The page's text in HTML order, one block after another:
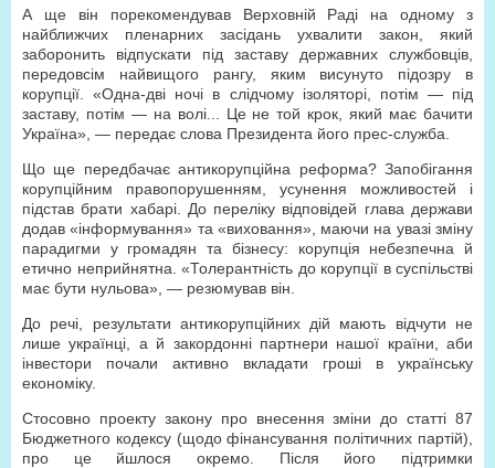
А ще він порекомендував Верховній Раді на одному з
найближчих пленарних засідань ухвалити закон, який
заборонить відпускати під заставу державних службовців,
передовсім найвищого рангу, яким висунуто підозру в
корупції. «Одна-дві ночі в слідчому ізоляторі, потім — під
заставу, потім — на волі... Це не той крок, який має бачити
Україна», — передає слова Президента його прес-служба.
Що ще передбачає антикорупційна реформа? Запобігання
корупційним правопорушенням, усунення можливостей і
підстав брати хабарі. До переліку відповідей глава держави
додав «інформування» та «виховання», маючи на увазі зміну
парадигми у громадян та бізнесу: корупція небезпечна й
етично неприйнятна. «Толерантність до корупції в суспільстві
має бути нульова», — резюмував він.
До речі, результати антикорупційних дій мають відчути не
лише українці, а й закордонні партнери нашої країни, аби
інвестори почали активно вкладати гроші в українську
економіку.
Стосовно проекту закону про внесення зміни до статті 87
Бюджетного кодексу (щодо фінансування політичних партій),
про це йшлося окремо. Після його підтримки